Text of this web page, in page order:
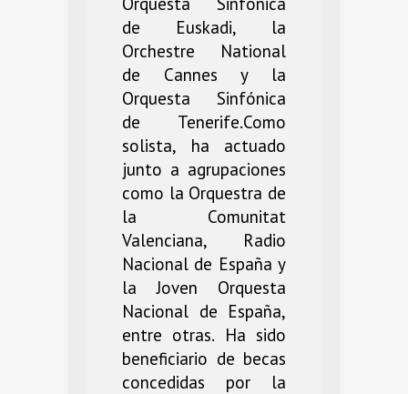
de Euskadi, la
Orchestre National
de Cannes y la
Orquesta Sinfónica
de Tenerife.Como
solista, ha actuado
junto a agrupaciones
como la Orquestra de
la Comunitat
Valenciana, Radio
Nacional de España y
la Joven Orquesta
Nacional de España,
entre otras. Ha sido
beneficiario de becas
concedidas por la